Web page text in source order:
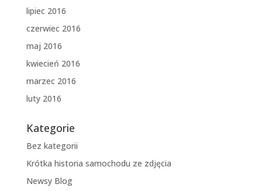
lipiec 2016
czerwiec 2016
maj 2016
kwiecień 2016
marzec 2016
luty 2016
Kategorie
Bez kategorii
Krótka historia samochodu ze zdjęcia
Newsy Blog